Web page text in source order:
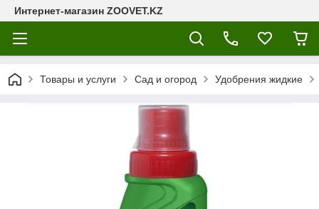
Интернет-магазин ZOOVET.KZ
Товары и услуги Сад и огород Удобрения жидкие